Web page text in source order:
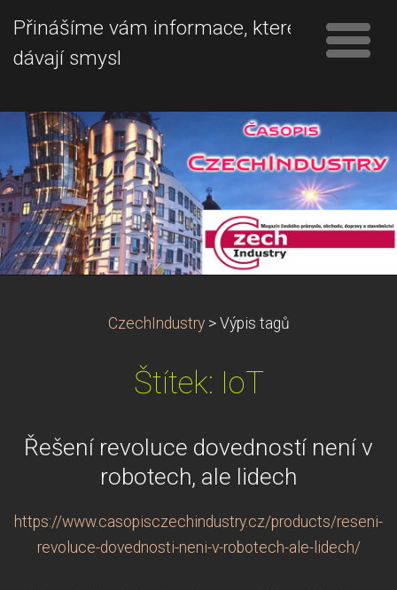
Přinášíme vám informace, které
dávají smysl
CzechIndustry > Výpis tagů
Štítek: IoT
Řešení revoluce dovedností není v
robotech, ale lidech
https://www.casopisczechindustry.cz/products/reseni-
revoluce-dovednosti-neni-v-robotech-ale-lidech/